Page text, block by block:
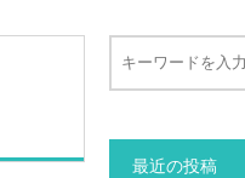
最近の投稿